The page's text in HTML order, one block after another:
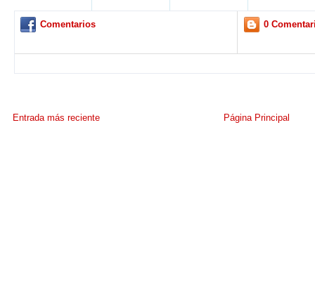
Comentarios 0
Entrada más reciente Página Principal